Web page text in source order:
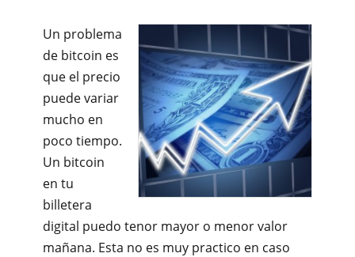
Un problema
de bitcoin es
que el precio
puede variar
mucho en
poco tiempo.
Un bitcoin
en tu
billetera
digital puedo tenor mayor o menor valor
mañana. Esta no es muy practico en caso